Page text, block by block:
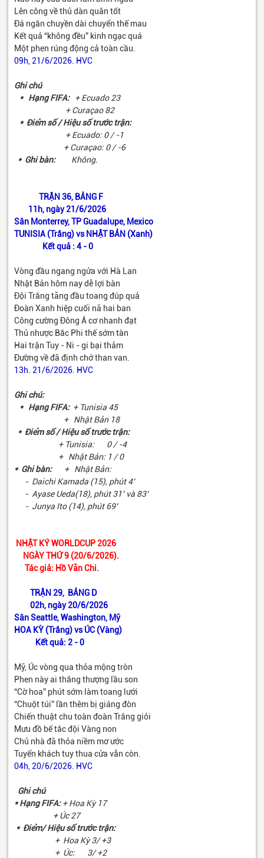
Lên công về thủ dàn quân tốt
Đá ngắn chuyền dài chuyển thế mau
Kết quả “không đều” kinh ngạc quá
Một phen rúng động cả toàn cầu.
09h, 21/6/2026. HVC
Ghi chú
* Hạng FIFA: + Ecuado 23
+ Curaçao 82
* Điểm số / Hiệu số trước trận:
+ Ecuado: 0 / -1
+ Curaçao: 0 / -6
* Ghi bàn: Không.
TRẬN 36, BẢNG F
11h, ngày 21/6/2026
Sân Monterrey, TP Guadalupe, Mexico
TUNISIA (Trắng) vs NHẬT BẢN (Xanh)
Kết quả : 4 - 0
Vòng đầu ngang ngửa với Hà Lan
Nhật Bản hôm nay dễ lợi bàn
Đội Trắng tăng đầu toang đúp quả
Đoàn Xanh hiệp cuối nã hai ban
Công cường Đông Á cơ nhanh đạt
Thủ nhược Bắc Phi thế sớm tàn
Hai trận Tuy - Ni - gi bại thảm
Đường về đã định chớ than van.
13h. 21/6/2026. HVC
Ghi chú:
* Hạng FIFA: + Tunisia 45
+ Nhật Bản 18
* Điểm số / Hiệu số trước trận:
+ Tunisia: 0 / -4
+ Nhật Bản: 1 / 0
* Ghi bàn:
+ Nhật Bản:
- Daichi Kamada (15), phút 4’
- Ayase Ueda(18), phút 31’ và 83’
- Junya Ito (14), phút 69’
NHẬT KÝ WORLDCUP 2026
NGÀY THỨ 9 (20/6/2026).
Tác giả: Hồ Văn Chi.
TRẬN 29, BẢNG D
02h, ngày 20/6/2026
Sân Seattle, Washington, Mỹ
HOA KỲ (Trắng) vs ÚC (Vàng)
Kết quả: 2 - 0
Mỹ, Úc vòng qua thỏa mộng tròn
Phen này ai thắng thượng lầu son
“Cờ hoa” phút sớm làm toang lưới
“Chuột túi” lần thêm bị giáng đòn
Chiến thuật chu toàn đoàn Trắng giỏi
Mưu đồ bế tắc đội Vàng non
Chủ nhà đã thỏa niềm mơ ước
Tuyển khách tuy thua cửa vẫn còn.
04h, 20/6/2026. HVC
Ghi chú
* Hạng FIFA:+ Hoa Kỳ 17
+ Úc 27
* Điểm/ Hiệu số trước trận:
+ Hoa Kỳ 3/ +3
+ Úc: 3/ +2